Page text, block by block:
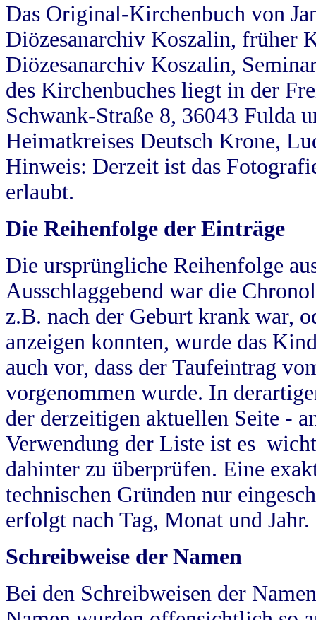
Das Original-Kirchenbuch von
Diözesanarchiv Koszalin, früher
Diözesanarchiv Koszalin,
des Kirchenbuches liegt in der
Schwank-Straße 8, 36043 Fulda
Heimatkreises Deutsch Krone,
Hinweis: Derzeit ist das
erlaubt.
Die Reihenfolge der Einträge
Die ursprüngliche Reihenfolge
Ausschlaggebend war die
z.B. nach der Geburt krank war,
anzeigen konnten, wurde das
auch vor, dass der Taufeintrag
vorgenommen wurde. In
der derzeitigen aktuellen Seite -
Verwendung der Liste ist es
dahinter zu überprüfen. Eine
technischen Gründen nur
erfolgt nach Tag, Monat und Jahr.
Schreibweise der Namen
Bei den Schreibweisen der